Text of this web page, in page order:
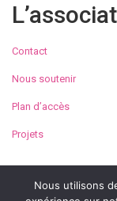
Contact
Nous soutenir
Plan d’accès
Projets
Nous utilisons